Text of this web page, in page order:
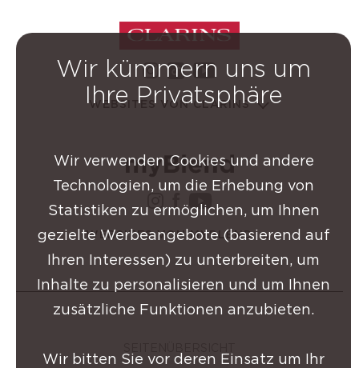
instagram Clarins-
tiktok Clarins-Gruppe
youtube Clarins-
WEBSITES VON CLARINS
instagram Clarins-
facebook Clarins-
youtube Clarins-
WEBSITES VON MYBLEND
Wir kümmern uns um
Ihre Privatsphäre
Wir verwenden Cookies und andere
Technologien, um die Erhebung von
Statistiken zu ermöglichen, um Ihnen
gezielte Werbeangebote (basierend auf
Ihren Interessen) zu unterbreiten, um
Inhalte zu personalisieren und um Ihnen
zusätzliche Funktionen anzubieten.
Wir bitten Sie vor deren Einsatz um Ihr